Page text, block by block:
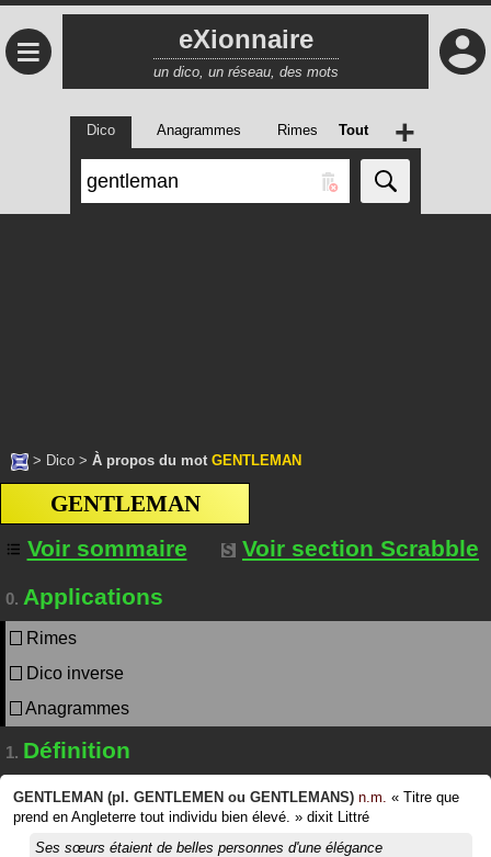
≡ eXionnaire
un dico, un réseau, des mots
Dico Anagrammes Rimes Tout +
> Dico > À propos du mot GENTLEMAN
GENTLEMAN
Voir sommaire
Voir section Scrabble
0. Applications
Rimes
Dico inverse
Anagrammes
1. Définition
GENTLEMAN (pl. GENTLEMEN ou GENTLEMANS) n.m. « Titre que
prend en Angleterre tout individu bien élevé. » dixit Littré
Ses sœurs étaient de belles personnes d'une élégance